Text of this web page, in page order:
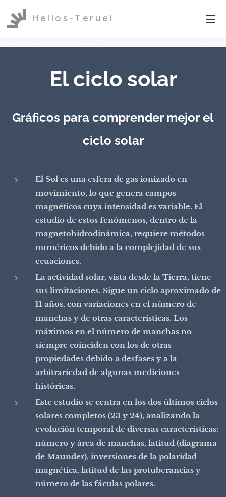
Helios-Teruel
El ciclo solar
Gráficos para comprender mejor el
ciclo solar
El Sol es una esfera de gas ionizado en
movimiento, lo que genera campos
magnéticos cuya intensidad es variable. El
estudio de estos fenómenos, dentro de la
magnetohidrodinámica, requiere métodos
numéricos debido a la complejidad de sus
ecuaciones.
La actividad solar, vista desde la Tierra, tiene
sus limitaciones. Sigue un ciclo aproximado de
11 años, con variaciones en el número de
manchas y de otras características. Los
máximos en el número de manchas no
siempre coinciden con los de otras
propiedades debido a desfases y a la
arbitrariedad de algunas mediciones
históricas.
Este estudio se centra en los dos últimos ciclos
solares completos (23 y 24), analizando la
evolución temporal de diversas características:
número y área de manchas, latitud (diagrama
de Maunder), inversiones de la polaridad
magnética, latitud de las protuberancias y
número de las fáculas polares.